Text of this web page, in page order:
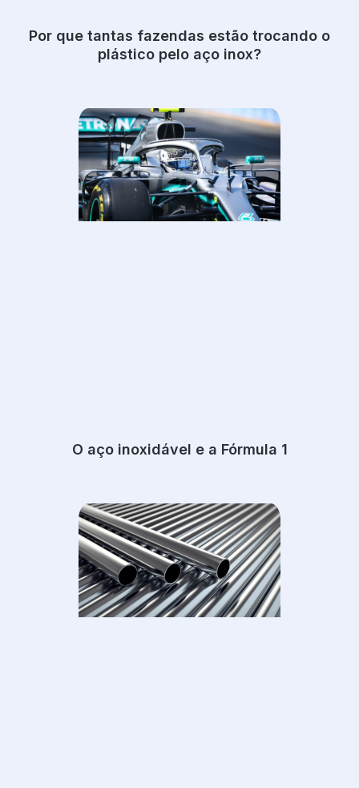
Por que tantas fazendas estão trocando o
plástico pelo aço inox?
O aço inoxidável e a Fórmula 1